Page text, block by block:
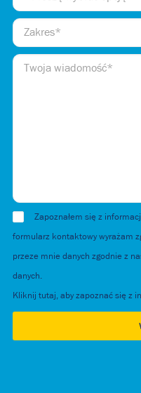
Zapoznałem się z
formularz kontaktowy wyrażam
przeze mnie danych zgodnie z
danych.
Kliknij tutaj, aby zapoznać się z